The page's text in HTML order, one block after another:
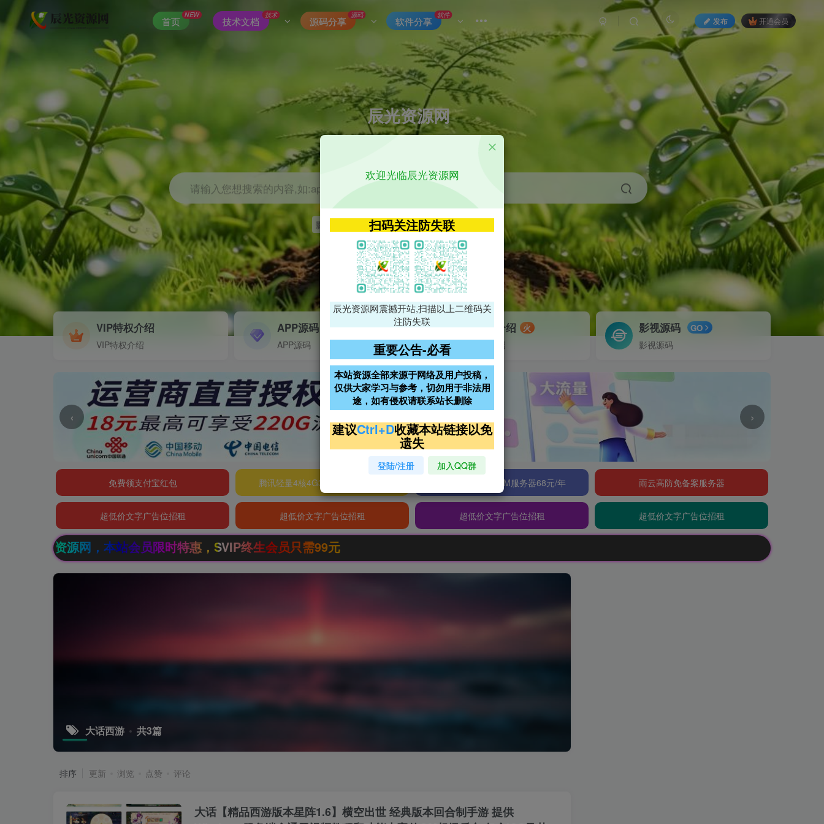
首页
NEW
技术文档
技术
源码分享
源码
软件分享
软件
发布 开通会员
辰光资源网
优质的网络资源分享平台
请输入您想搜索的内容,如:app源码
影视 神马 getapp 原神
VIP特权介绍
VIP特权介绍
APP源码
APP源码
VIP特权介绍 火
VIP特权介绍
影视源码 GO
影视源码
‹ ›
免费领支付宝红包 腾讯轻量4核4G3M服务器38元/年 阿里云2核2G200M服务器68元/年 雨云高防免备案服务器
超低价文字广告位招租 超低价文字广告位招租 超低价文字广告位招租 超低价文字广告位招租
本站会员限时特惠，SVIP终生会员只需99元
大话西游 共3篇
排序 更新 浏览 点赞 评论
大话【精品西游版本星阵1.6】横空出世 经典版本回合制手游 提供
欢迎光临辰光资源网
扫码关注防失联
辰光资源网震撼开站,扫描以上二维码关
注防失联
重要公告-必看
本站资源全部来源于网络及用户投稿，
仅供大家学习与参考，切勿用于非法用
途，如有侵权请联系站长删除
建议Ctrl+D收藏本站链接以免
遗失
登陆/注册 加入QQ群